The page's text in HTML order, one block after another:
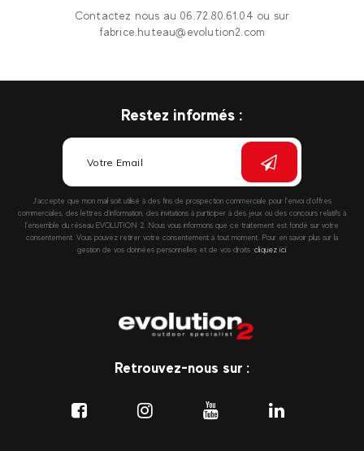
Contactez nous au 06.72.80.61.04 ou sur
fabrice.huteau@evolution2.com
Restez informés :
J’accepte que mon mail soit utilisé à des fins de prospection commerciale pour l’envoi d’offres
commerciales, des lettres d’information, des invitations à participer à des jeux ou des concours relatifs à
l’ensemble du réseau EVOLUTION 2. Nous vous informons que ce traitement est fondé sur votre
consentement. Vous pouvez retirer votre consentement à tout moment. Pour en savoir plus sur la
gestion de vos données personnelles et de vos droits :cliquez ici
Retrouvez-nous sur :